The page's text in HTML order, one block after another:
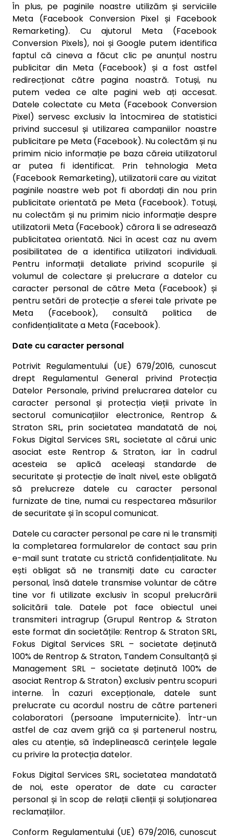
În plus, pe paginile noastre utilizăm și serviciile
Meta (Facebook Conversion Pixel și Facebook
Remarketing). Cu ajutorul Meta (Facebook
Conversion Pixels), noi și Google putem identifica
faptul că cineva a făcut clic pe anunțul nostru
publicitar din Meta (Facebook) și a fost astfel
redirecționat către pagina noastră. Totuși, nu
putem vedea ce alte pagini web ați accesat.
Datele colectate cu Meta (Facebook Conversion
Pixel) servesc exclusiv la întocmirea de statistici
privind succesul și utilizarea campaniilor noastre
publicitare pe Meta (Facebook). Nu colectăm și nu
primim nicio informație pe baza căreia utilizatorul
ar putea fi identificat. Prin tehnologia Meta
(Facebook Remarketing), utilizatorii care au vizitat
paginile noastre web pot fi abordați din nou prin
publicitate orientată pe Meta (Facebook). Totuși,
nu colectăm și nu primim nicio informație despre
utilizatorii Meta (Facebook) cărora li se adresează
publicitatea orientată. Nici în acest caz nu avem
posibilitatea de a identifica utilizatori individuali.
Pentru informații detaliate privind scopurile și
volumul de colectare și prelucrare a datelor cu
caracter personal de către Meta (Facebook) și
pentru setări de protecție a sferei tale private pe
Meta (Facebook), consultă politica de
confidențialitate a Meta (Facebook).
Date cu caracter personal
Potrivit Regulamentului (UE) 679/2016, cunoscut
drept Regulamentul General privind Protecția
Datelor Personale, privind prelucrarea datelor cu
caracter personal și protecția vieții private în
sectorul comunicațiilor electronice, Rentrop &
Straton SRL, prin societatea mandatată de noi,
Fokus Digital Services SRL, societate al cărui unic
asociat este Rentrop & Straton, iar în cadrul
acesteia se aplică aceleași standarde de
securitate și protecție de înalt nivel, este obligată
să prelucreze datele cu caracter personal
furnizate de tine, numai cu respectarea măsurilor
de securitate și în scopul comunicat.
Datele cu caracter personal pe care ni le transmiți
la completarea formularelor de contact sau prin
e-mail sunt tratate cu strictă confidențialitate. Nu
ești obligat să ne transmiți date cu caracter
personal, însă datele transmise voluntar de către
tine vor fi utilizate exclusiv în scopul prelucrării
solicitării tale. Datele pot face obiectul unei
transmiteri intragrup (Grupul Rentrop & Straton
este format din societățile: Rentrop & Straton SRL,
Fokus Digital Services SRL – societate deținută
100% de Rentrop & Straton, Tandem Consultanță și
Management SRL – societate deținută 100% de
asociat Rentrop & Straton) exclusiv pentru scopuri
interne. În cazuri excepționale, datele sunt
prelucrate cu acordul nostru de către parteneri
colaboratori (persoane împuternicite). Într-un
astfel de caz avem grijă ca și partenerul nostru,
ales cu atenție, să îndeplinească cerințele legale
cu privire la protecția datelor.
Fokus Digital Services SRL, societatea mandatată
de noi, este operator de date cu caracter
personal și în scop de relații clienții și soluționarea
reclamațiilor.
Conform Regulamentului (UE) 679/2016, cunoscut